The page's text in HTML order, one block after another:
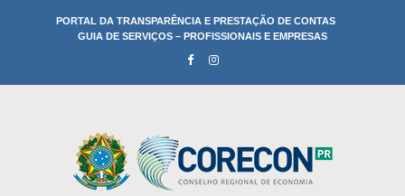
PORTAL DA TRANSPARÊNCIA E PRESTAÇÃO DE CONTAS
GUIA DE SERVIÇOS – PROFISSIONAIS E EMPRESAS